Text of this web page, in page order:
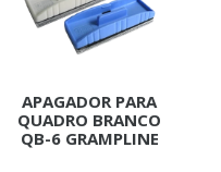
APAGADOR PARA
QUADRO BRANCO
QB-6 GRAMPLINE